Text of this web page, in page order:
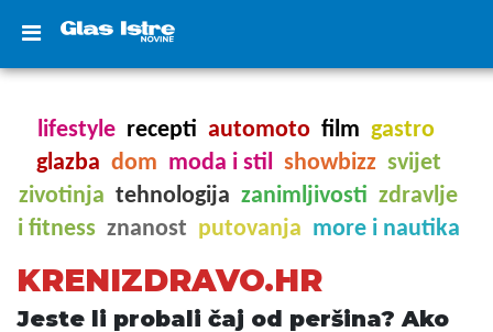
lifestyle recepti automoto film gastro
glazba dom moda i stil showbizz svijet
zivotinja tehnologija zanimljivosti zdravlje
i fitness znanost putovanja more i nautika
KRENIZDRAVO.HR
Jeste li probali čaj od peršina? Ako